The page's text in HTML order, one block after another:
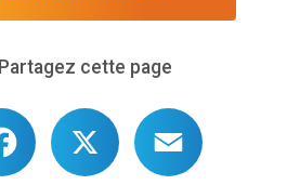
Partagez cette page
Facebook